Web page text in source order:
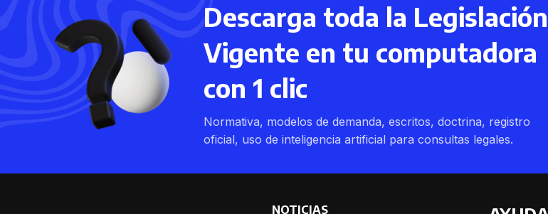
Descarga toda la Legislación
Vigente en tu computadora
con 1 clic
Normativa, modelos de demanda, escritos, doctrina, registro
oficial, uso de inteligencia artificial para consultas legales.
NOTICIAS